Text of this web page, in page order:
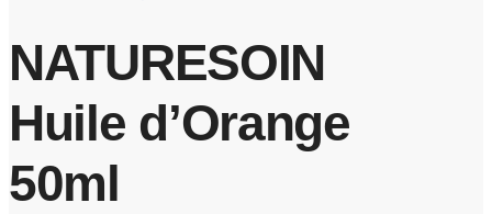
NATURESOIN
Huile d’Orange
50ml